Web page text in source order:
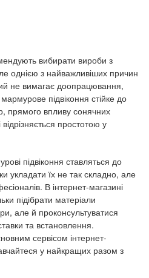
вибирати вироби з
однією з найважливіших причин
не вимагає доопрацювання,
підвіконня стійке до
прямого впливу сонячних
простотою у
підвіконня ставляться до
укладати їх не так складно, але
В інтернет-магазині
підібрати матеріали
але й проконсультуватися
та встановлення.
сервісом інтернет-
у найкращих разом з